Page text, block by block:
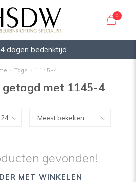
0
dagen bedenktijd
/ Tags / 1145-4
getagd met 1145-4
gevonden!
MET WINKELEN